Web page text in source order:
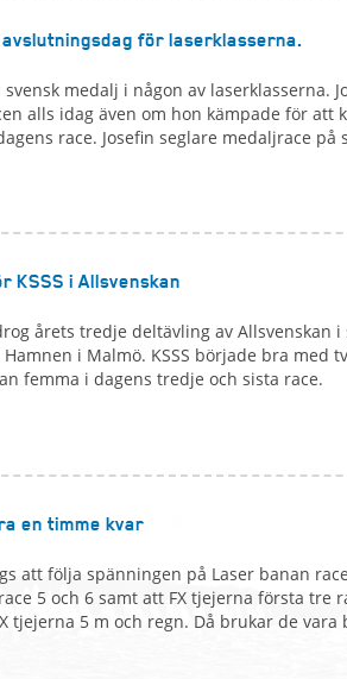
avslutningsdag för laserklasserna.
medalj i någon av laserklasserna.
alls idag även om hon kämpade för att
race. Josefin seglare medaljrace på
KSSS i Allsvenskan
årets tredje deltävling av Allsvenskan i
i Malmö. KSSS började bra med
femma i dagens tredje och sista race.
en timme kvar
att följa spänningen på Laser banan
5 och 6 samt att FX tjejerna första tre
tjejerna 5 m och regn. Då brukar de vara